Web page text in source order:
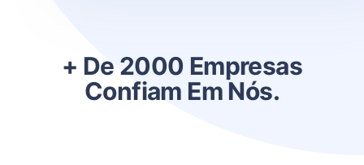
+ De 2000 Empresas
Confiam Em Nós.